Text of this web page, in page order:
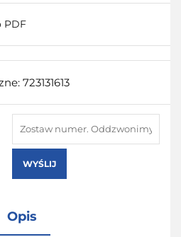
PDF
723131613
WYŚLIJ
Opis